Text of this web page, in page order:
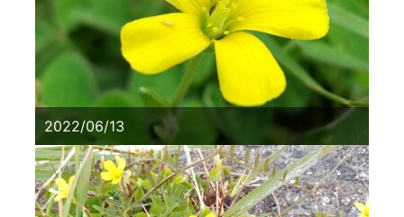
2022/06/13